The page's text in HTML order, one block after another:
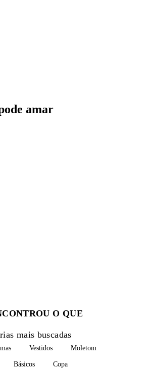
amar
O QUE
mais buscadas
Vestidos Moletom
Básicos Copa